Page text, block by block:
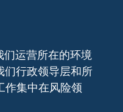
运营所在的环境
们行政领导层和所
作集中在风险领